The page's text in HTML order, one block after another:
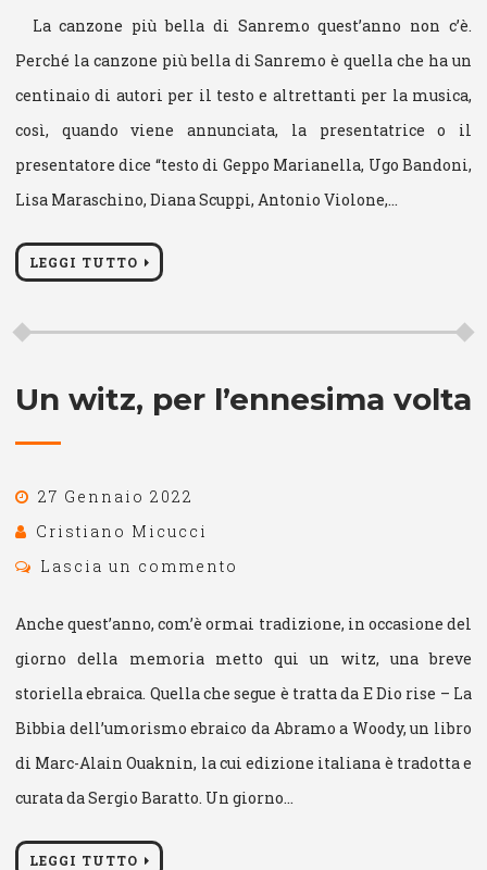
La canzone più bella di Sanremo quest’anno non c’è.
Perché la canzone più bella di Sanremo è quella che ha un
centinaio di autori per il testo e altrettanti per la musica,
così, quando viene annunciata, la presentatrice o il
presentatore dice “testo di Geppo Marianella, Ugo Bandoni,
Lisa Maraschino, Diana Scuppi, Antonio Violone,…
LEGGI TUTTO
Un witz, per l’ennesima volta
27 Gennaio 2022
Cristiano Micucci
Lascia un commento
Anche quest’anno, com’è ormai tradizione, in occasione del
giorno della memoria metto qui un witz, una breve
storiella ebraica. Quella che segue è tratta da E Dio rise – La
Bibbia dell’umorismo ebraico da Abramo a Woody, un libro
di Marc-Alain Ouaknin, la cui edizione italiana è tradotta e
curata da Sergio Baratto. Un giorno…
LEGGI TUTTO